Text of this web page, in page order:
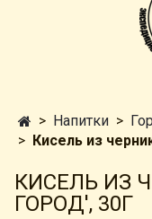
Напитки
Кисель из
КИСЕЛЬ ИЗ
ГОРОД', 30Г